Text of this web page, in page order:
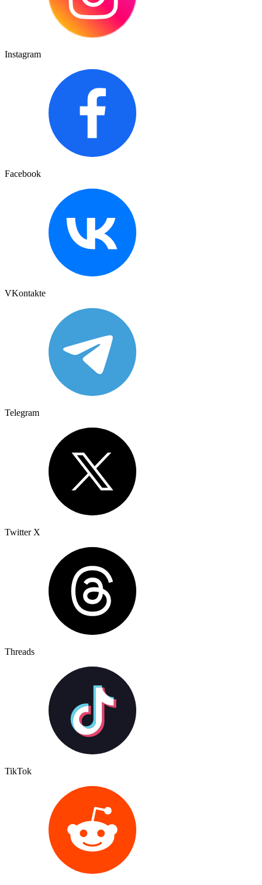
Instagram
Facebook
VKontakte
Telegram
Twitter X
Threads
TikTok